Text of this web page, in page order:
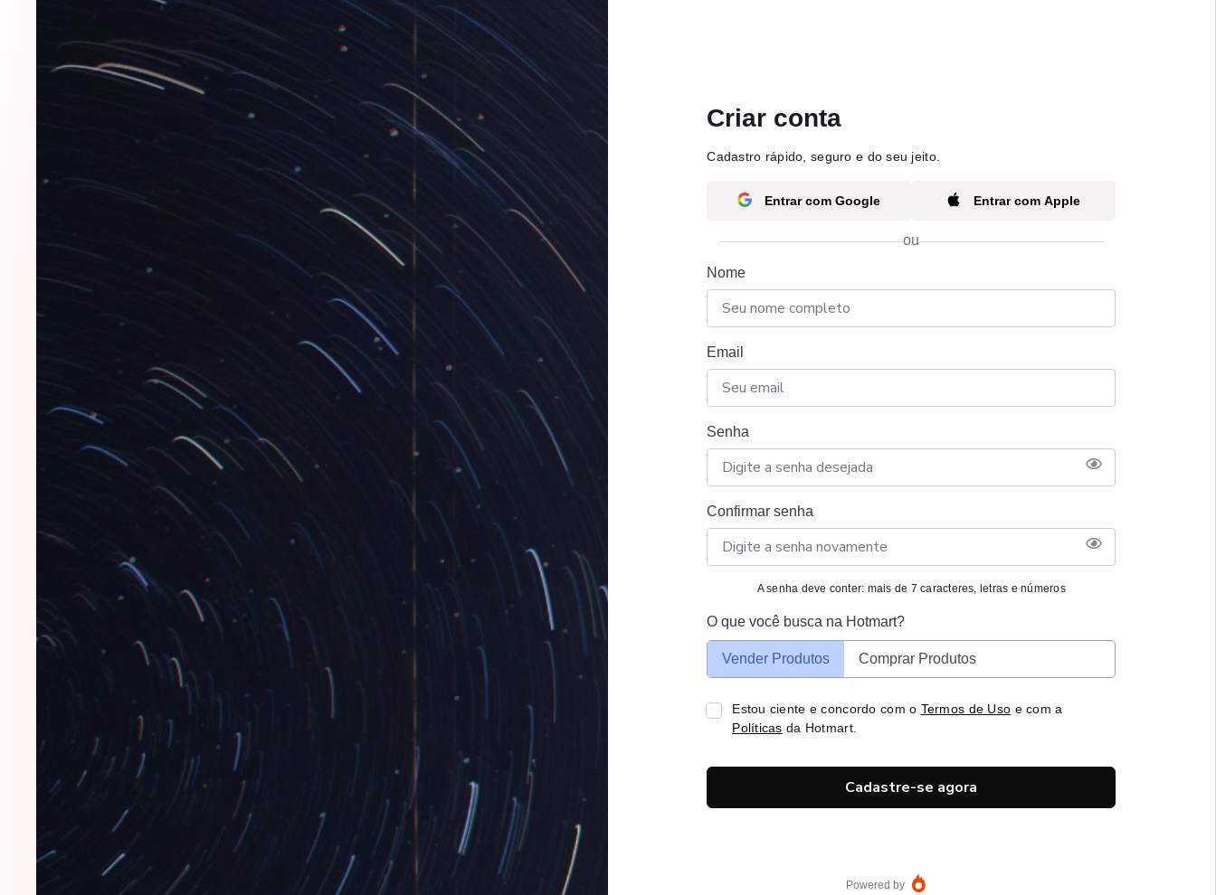
Criar conta
Cadastro rápido, seguro e do seu jeito.
Entrar com Google Entrar com Apple
ou
Nome
Email
Senha
Confirmar senha
A senha deve conter: mais de 7 caracteres, letras e números
O que você busca na Hotmart?
Vender Produtos Comprar Produtos
Estou ciente e concordo com o Termos de Uso e com a
Políticas da Hotmart.
Cadastre-se agora
Powered by